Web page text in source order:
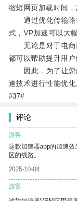
缩短网页加载时间，
通过优化传输路
式，VP加速可以大
无论是对于电商
都可以帮助提升用
因此，为了让您
速技术进行性能优化
#37#
评论
游客
这款加速器app的加速
区的线路。
2025-10-04
游客